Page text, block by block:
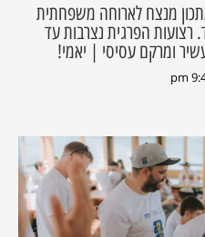
מנצח לארוחה משפחתית
הפרגית נצרבות עד
ומרקם עסיסי | יאמי!